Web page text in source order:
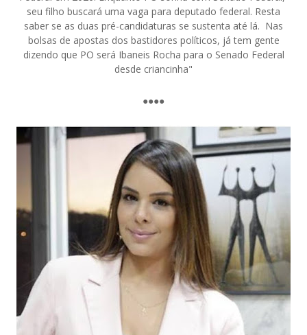
seu filho buscará uma vaga para deputado federal. Resta
saber se as duas pré-candidaturas se sustenta até lá. Nas
bolsas de apostas dos bastidores políticos, já tem gente
dizendo que PO será Ibaneis Rocha para o Senado Federal
desde criancinha"
●●●●